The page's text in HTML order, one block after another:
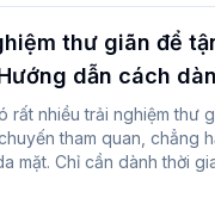
thư giãn để
dẫn cách
đi
rất nhiều trải nghiệm thư
tham quan, chẳng
mặt. Chỉ cần dành thời
tận hưởng chuyến đi